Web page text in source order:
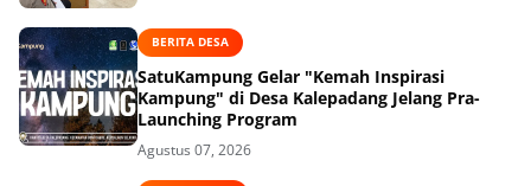
BERITA DESA
SatuKampung Gelar "Kemah Inspirasi
Kampung" di Desa Kalepadang Jelang Pra-
Launching Program
Agustus 07, 2026